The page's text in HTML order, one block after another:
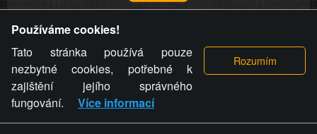
videa a komentáře. Osoba, které se toto opatření provozovatele
stránky týče, ani osoba, která umístila fotografii nebo video na
stránku, nemůže z důvodu odstranění fotografie, videa nebo
komentáře pro výše uvedenou okolnost uplatnit vůči
provozovateli stránky žádný nárok na náhradu škody nebo
nemajetkové újmy.
Používáme cookies!
Tato stránka používá pouze
nezbytné cookies, potřebné k
zajištění jejího správného
fungování.
Více informací